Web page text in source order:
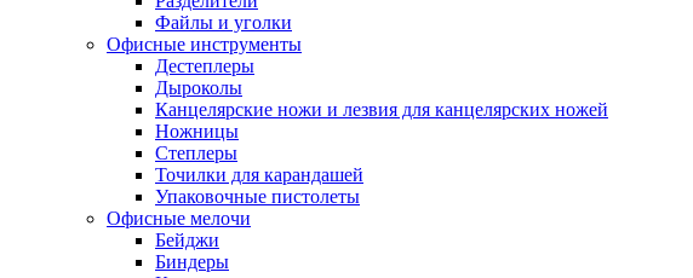
Файлы и уголки
Офисные инструменты
Дестеплеры
Дыроколы
Канцелярские ножи и лезвия для канцелярских ножей
Ножницы
Степлеры
Точилки для карандашей
Упаковочные пистолеты
Офисные мелочи
Бейджи
Биндеры